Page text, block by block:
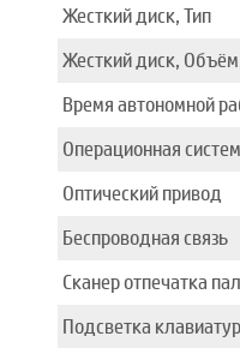
Жесткий диск, Тип
Жесткий диск,
Время автономной
Операционная
Оптический привод
Беспроводная связь
Сканер отпечатка
Подсветка